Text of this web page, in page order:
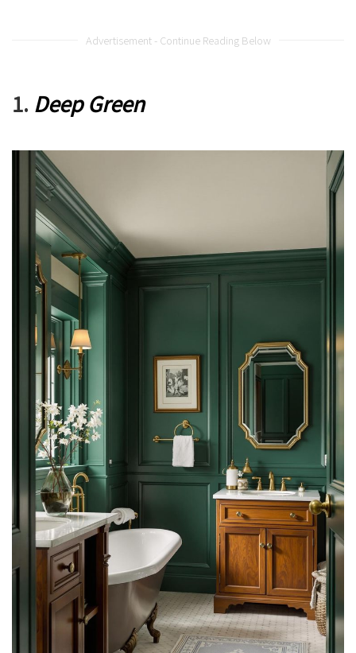
Advertisement - Continue Reading Below
1. Deep Green